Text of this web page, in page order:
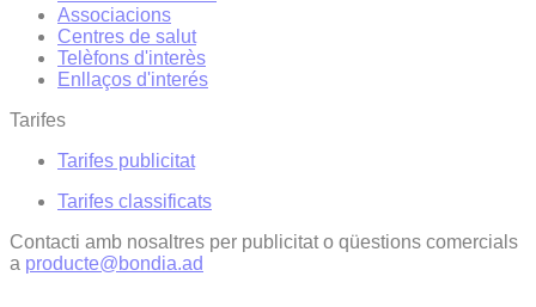
Associacions
Centres de salut
Telèfons d'interès
Enllaços d'interés
Tarifes
Tarifes publicitat
Tarifes classificats
Contacti amb nosaltres per publicitat o qüestions comercials
a producte@bondia.ad